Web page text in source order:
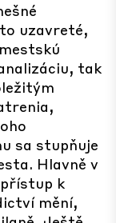
uzavreté,
tak
sa stupňuje
Hlavně v
k
mění,